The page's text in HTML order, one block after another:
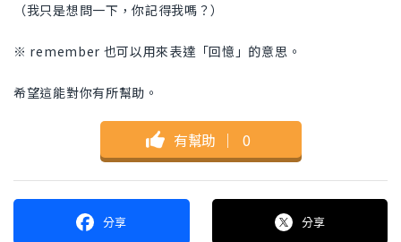
（我只是想問一下，你記得我嗎？）
※ remember 也可以用來表達「回憶」的意思。
希望這能對你有所幫助。
有幫助 ｜ 0
分享 分享